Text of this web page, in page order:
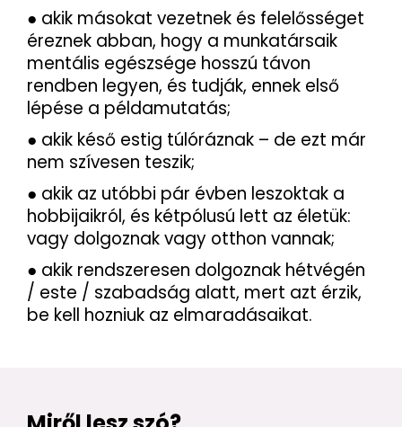
● akik másokat vezetnek és felelősséget
éreznek abban, hogy a munkatársaik
mentális egészsége hosszú távon
rendben legyen, és tudják, ennek első
lépése a példamutatás;
● akik késő estig túlóráznak – de ezt már
nem szívesen teszik;
● akik az utóbbi pár évben leszoktak a
hobbijaikról, és kétpólusú lett az életük:
vagy dolgoznak vagy otthon vannak;
● akik rendszeresen dolgoznak hétvégén
/ este / szabadság alatt, mert azt érzik,
be kell hozniuk az elmaradásaikat.